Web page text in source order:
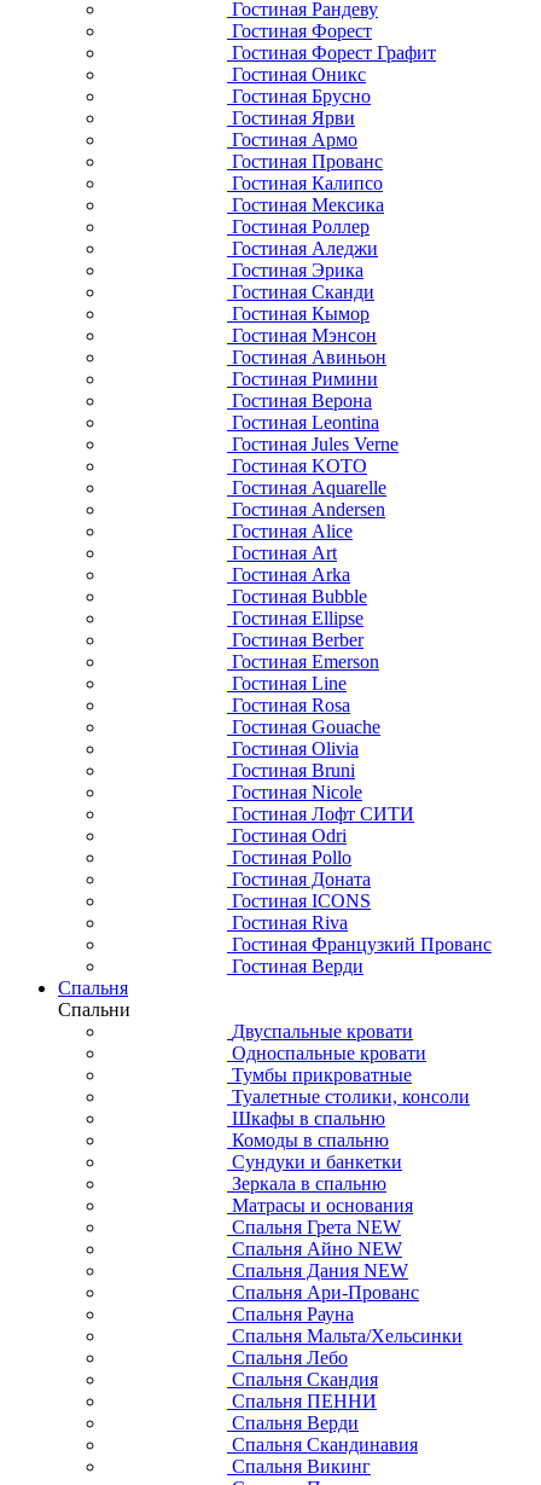
Гостиная Рандеву
Гостиная Форест
Гостиная Форест Графит
Гостиная Оникс
Гостиная Брусно
Гостиная Ярви
Гостиная Армо
Гостиная Прованс
Гостиная Калипсо
Гостиная Мексика
Гостиная Роллер
Гостиная Аледжи
Гостиная Эрика
Гостиная Сканди
Гостиная Кымор
Гостиная Мэнсон
Гостиная Авиньон
Гостиная Римини
Гостиная Верона
Гостиная Leontina
Гостиная Jules Verne
Гостиная KOTO
Гостиная Aquarelle
Гостиная Andersen
Гостиная Alice
Гостиная Art
Гостиная Arka
Гостиная Bubble
Гостиная Ellipse
Гостиная Berber
Гостиная Emerson
Гостиная Line
Гостиная Rosa
Гостиная Gouache
Гостиная Olivia
Гостиная Bruni
Гостиная Nicole
Гостиная Лофт СИТИ
Гостиная Odri
Гостиная Pollo
Гостиная Доната
Гостиная ICONS
Гостиная Riva
Гостиная Французкий Прованс
Гостиная Верди
Спальня
Спальни
Двуспальные кровати
Односпальные кровати
Тумбы прикроватные
Туалетные столики, консоли
Шкафы в спальню
Комоды в спальню
Сундуки и банкетки
Зеркала в спальню
Матрасы и основания
Спальня Грета NEW
Спальня Айно NEW
Спальня Дания NEW
Спальня Ари-Прованс
Спальня Рауна
Спальня Мальта/Хельсинки
Спальня Лебо
Спальня Скандия
Спальня ПЕННИ
Спальня Верди
Спальня Скандинавия
Спальня Викинг